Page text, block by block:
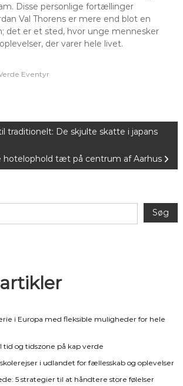
Disse personlige fortællinger
Val Thorens er mere end blot en
det er et sted, hvor unge mennesker
der varer hele livet.
Eventyr
traditionelt: De skjulte skatte i japans
hotelophold tæt på centrum af Aarhus
Søg
i Europa med fleksible muligheder for hele
og tidszone på kap verde
i udlandet for fællesskab og oplevelser
5 strategier til at håndtere store følelser